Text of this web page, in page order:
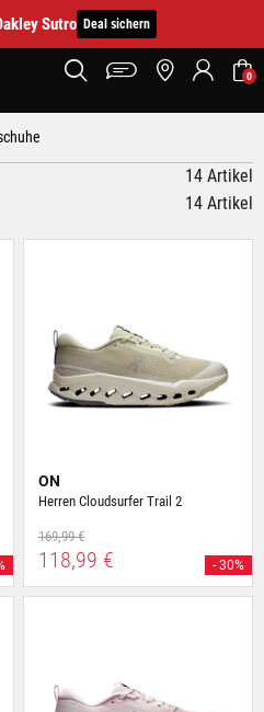
Sutro Deal sichern
0
14 Artikel
14 Artikel
ON
Herren Cloudsurfer Trail 2
169,99 €
118,99 € - 30%